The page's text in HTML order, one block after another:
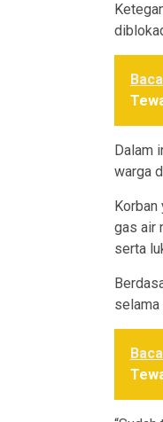
Dalam
warga
gas air
serta
selama